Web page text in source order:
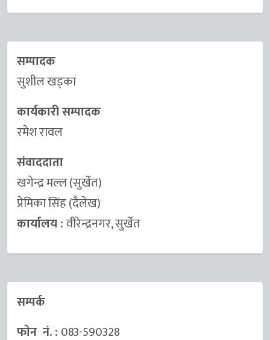
सम्पादक
सुशील खड्का
कार्यकारी सम्पादक
रमेश रावल
संवाददाता
खगेन्द्र मल्ल (सुर्खेत)
प्रेमिका सिंह (दैलेख)
कार्यालय :वीरेन्द्रनगर, सुर्खेत
सम्पर्क
फाेन नं. : 083-590328